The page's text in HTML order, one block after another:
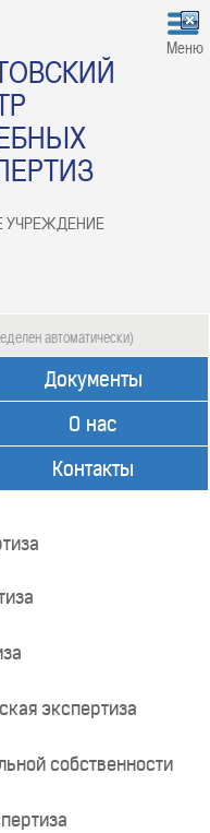
УЧРЕЖДЕНИЕ
Меню
автоматически)
Документы
О нас
Контакты
экспертиза
собственности